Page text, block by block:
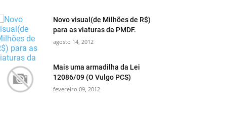
Novo visual(de Milhões de R$)
para as viaturas da PMDF.
agosto 14, 2012
Mais uma armadilha da Lei
12086/09 (O Vulgo PCS)
fevereiro 09, 2012